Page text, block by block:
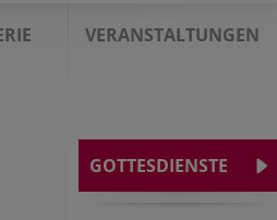
VERANSTALTUNGEN
GOTTESDIENSTE